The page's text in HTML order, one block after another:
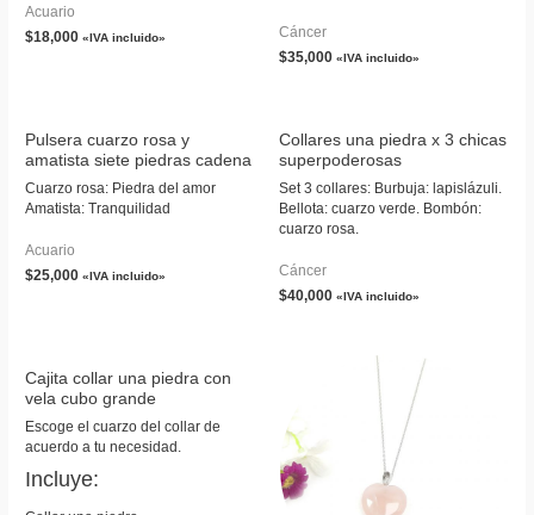
Acuario
$18,000 «IVA incluido» Cáncer
$35,000 «IVA incluido»
Pulsera cuarzo rosa y
amatista siete piedras cadena
Cuarzo rosa: Piedra del amor
Amatista: Tranquilidad
Acuario
$25,000 «IVA incluido»
Collares una piedra x 3 chicas
superpoderosas
Set 3 collares: Burbuja: lapislázuli.
Bellota: cuarzo verde. Bombón:
cuarzo rosa.
Cáncer
$40,000 «IVA incluido»
Cajita collar una piedra con
vela cubo grande
Escoge el cuarzo del collar de
acuerdo a tu necesidad.
Incluye: